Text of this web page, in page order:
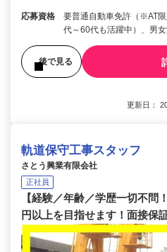
応募資格
要普通自動車免許（※AT
代～60代も活躍中）、男
後で見る
更新日：
軌道保守工事スタッフ
さとう興業有限会社
正社員
【経験／年齢／学歴一切不
円以上を目指せます！面接保